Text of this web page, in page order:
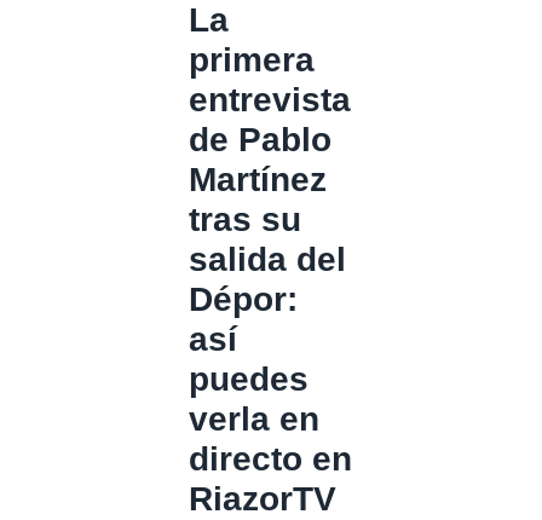
La
primera
entrevista
de Pablo
Martínez
tras su
salida del
Dépor:
así
puedes
verla en
directo en
RiazorTV